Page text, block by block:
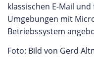
klassischen E-Mail
Umgebungen mit
Betriebssystem
Foto: Bild von Gerd